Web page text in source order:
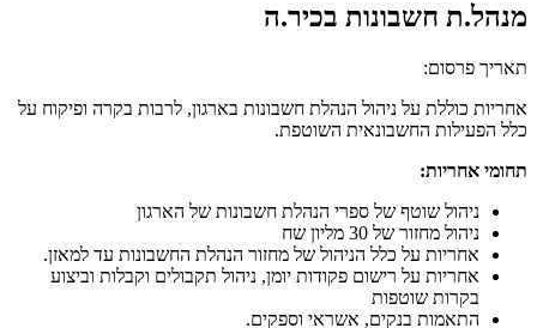
מנהל.ת חשבונות בכיר.ה
תאריך פרסום:
אחריות כוללת על ניהול הנהלת חשבונות בארגון, לרבות בקרה ופיקוח על
כלל הפעילות החשבונאית השוטפת.
תחומי אחריות:
ניהול שוטף של ספרי הנהלת חשבונות של הארגון
ניהול מחזור של 30 מליון שח
אחריות על כלל הניהול של מחזור הנהלת החשבונות עד למאזן.
אחריות על רישום פקודות יומן, ניהול תקבולים וקבלות וביצוע
בקרות שוטפות
התאמות בנקים, אשראי וספקים.